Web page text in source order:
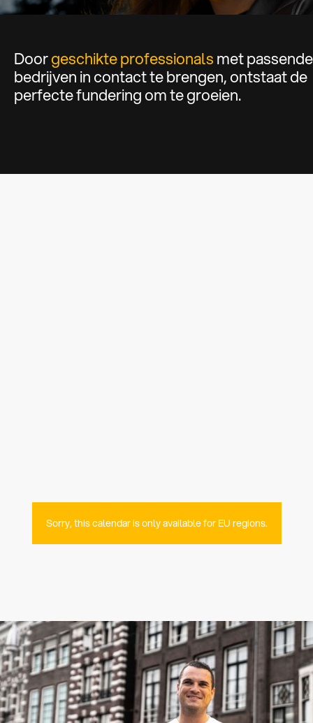
Doorgeschikte professionalsmet passende
bedrijven in contact te brengen, ontstaat de
perfecte fundering om te groeien.
Sorry, this calendar is only available for EU regions.